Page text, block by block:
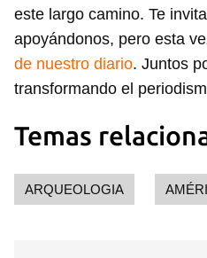
este largo camino. Te
apoyándonos, pero esta
de nuestro diario. Juntos
transformando el
Temas
ARQUEOLOGIA